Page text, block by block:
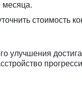
месяца.
стоимость
улучшения